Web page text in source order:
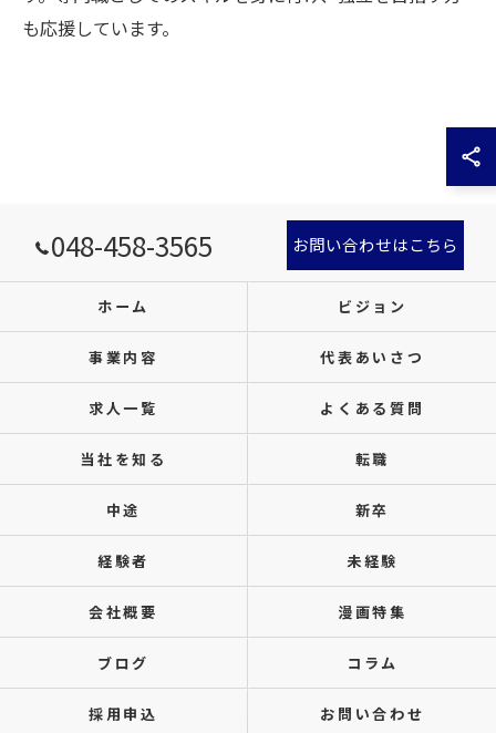
も応援しています。
048-458-3565 お問い合わせはこちら
ホーム ビジョン
事業内容 代表あいさつ
求人一覧 よくある質問
当社を知る 転職
中途 新卒
経験者 未経験
会社概要 漫画特集
ブログ コラム
採用申込 お問い合わせ